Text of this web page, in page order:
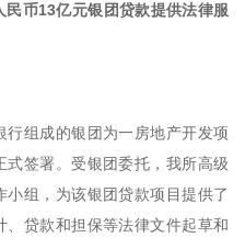
币13亿元银团贷款提供法律服
组成的银团为一房地产开发项
式签署。受银团委托，我所高级
组，为该银团贷款项目提供了
贷款和担保等法律文件起草和